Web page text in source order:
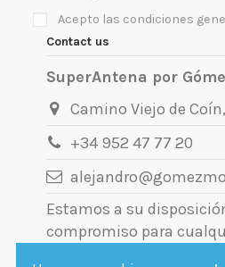
Acepto las condiciones
Contact us
SuperAntena por
Camino Viejo de
+34 952 47 77 20
Estamos a su
compromiso para